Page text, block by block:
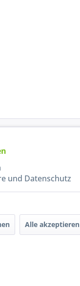
und Datenschutz
Alle akzeptieren